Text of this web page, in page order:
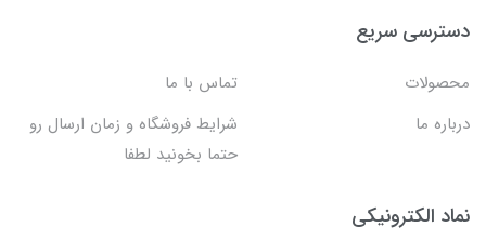
دسترسی سریع
محصولات
تماس با ما
درباره ما
شرایط فروشگاه و زمان ارسال رو
حتما بخونید لطفا
نماد الکترونیکی